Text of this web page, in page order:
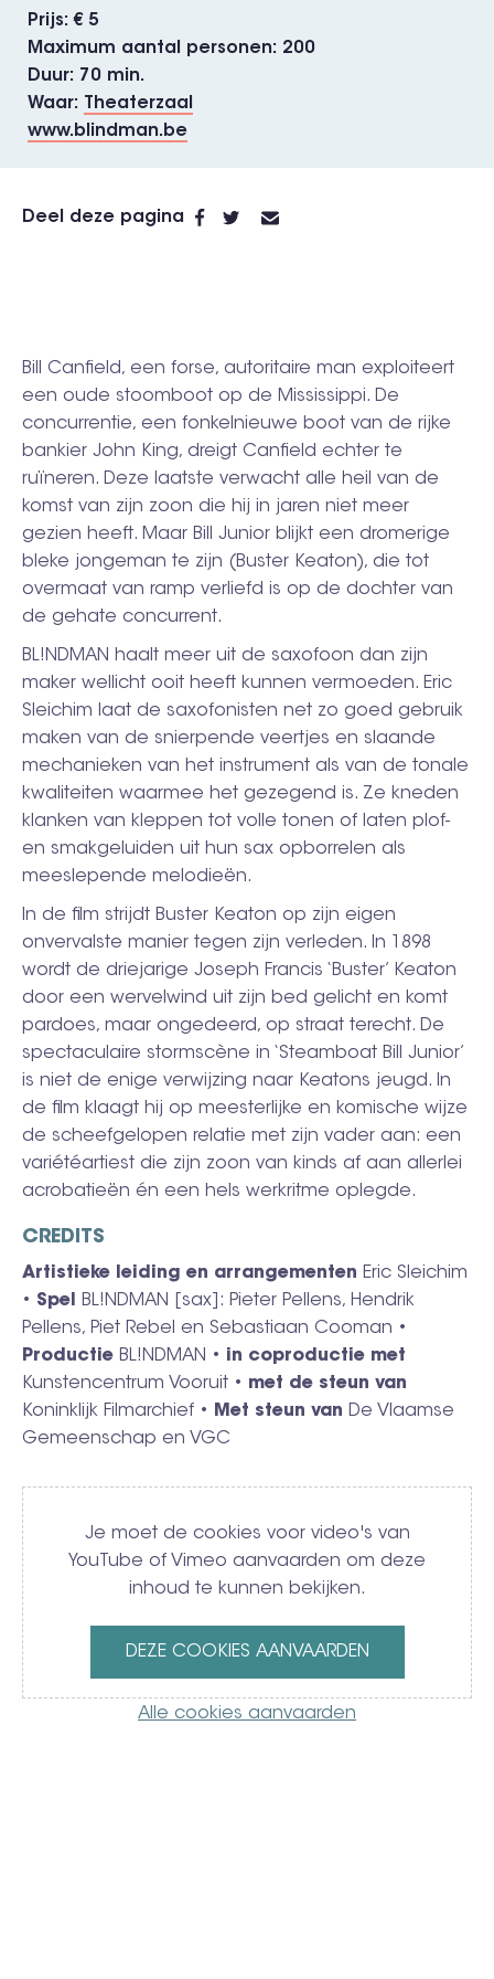
Prijs
€ 5
Maximum aantal personen
200
Duur
70 min.
Waar
Theaterzaal
www.blindman.be
Deel deze pagina
Bill Canfield, een forse, autoritaire man exploiteert
een oude stoomboot op de Mississippi. De
concurrentie, een fonkelnieuwe boot van de rijke
bankier John King, dreigt Canfield echter te
ruïneren. Deze laatste verwacht alle heil van de
komst van zijn zoon die hij in jaren niet meer
gezien heeft. Maar Bill Junior blijkt een dromerige
bleke jongeman te zijn (Buster Keaton), die tot
overmaat van ramp verliefd is op de dochter van
de gehate concurrent.
BL!NDMAN haalt meer uit de saxofoon dan zijn
maker wellicht ooit heeft kunnen vermoeden. Eric
Sleichim laat de saxofonisten net zo goed gebruik
maken van de snierpende veertjes en slaande
mechanieken van het instrument als van de tonale
kwaliteiten waarmee het gezegend is. Ze kneden
klanken van kleppen tot volle tonen of laten plof-
en smakgeluiden uit hun sax opborrelen als
meeslepende melodieën.
In de film strijdt Buster Keaton op zijn eigen
onvervalste manier tegen zijn verleden. In 1898
wordt de driejarige Joseph Francis ‘Buster’ Keaton
door een wervelwind uit zijn bed gelicht en komt
pardoes, maar ongedeerd, op straat terecht. De
spectaculaire stormscène in ‘Steamboat Bill Junior’
is niet de enige verwijzing naar Keatons jeugd. In
de film klaagt hij op meesterlijke en komische wijze
de scheefgelopen relatie met zijn vader aan: een
variétéartiest die zijn zoon van kinds af aan allerlei
acrobatieën én een hels werkritme oplegde.
CREDITS
Artistieke leiding en arrangementen Eric Sleichim
• Spel
BL!NDMAN [sax]: Pieter Pellens, Hendrik
Pellens, Piet Rebel en Sebastiaan Cooman •
Productie BL!NDMAN • in coproductie met
Kunstencentrum Vooruit • met de steun van
Koninklijk Filmarchief •
Met steun van De Vlaamse
Gemeenschap en VGC
Video
Je moet de cookies voor video's van
YouTube of Vimeo aanvaarden om deze
inhoud te kunnen bekijken.
DEZE COOKIES AANVAARDEN
Alle cookies aanvaarden